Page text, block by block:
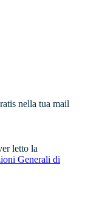
nella tua mail
letto la
Generali di